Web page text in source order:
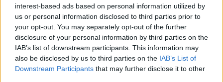
interest-based ads based on personal information utilized by
us or personal information disclosed to third parties prior to
your opt-out. You may separately opt-out of the further
disclosure of your personal information by third parties on the
IAB’s list of downstream participants. This information may
also be disclosed by us to third parties on the IAB’s List of
Downstream Participants that may further disclose it to other